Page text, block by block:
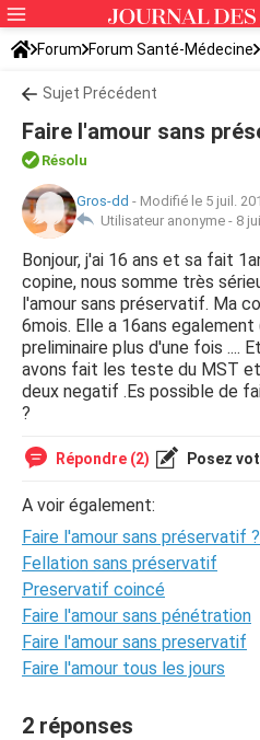
Forum Forum Santé-Médecine
Sujet Précédent
Faire l'amour sans
Résolu
Gros-dd - Modifié le 5 juil.
Utilisateur anonyme - 8
Bonjour, j'ai 16 ans et sa fait
copine, nous somme très
l'amour sans préservatif. Ma
6mois. Elle a 16ans
preliminaire plus d'une fois ....
avons fait les teste du MST
deux negatif .Es possible de
?
Répondre (2) Posez
A voir également:
Faire l'amour sans préservatif
Fellation sans préservatif
Preservatif coincé
Faire l'amour sans pénétration
Faire l'amour sans preservatif
Faire l'amour tous les jours
2 réponses